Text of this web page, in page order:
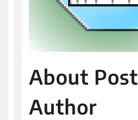
About Post
Author